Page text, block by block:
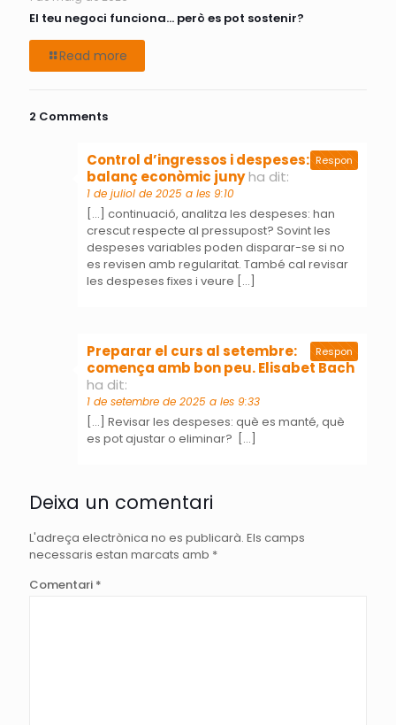
El teu negoci funciona… però es pot sostenir?
Read more
2 Comments
Control d’ingressos i despeses:
balanç econòmic junyha dit:
1 de juliol de 2025 a les 9:10
[…] continuació, analitza les despeses: han
crescut respecte al pressupost? Sovint les
despeses variables poden disparar-se si no
es revisen amb regularitat. També cal revisar
les despeses fixes i veure […]
Respon
Preparar el curs al setembre:
comença amb bon peu. Elisabet Bach
ha dit:
1 de setembre de 2025 a les 9:33
[…] Revisar les despeses: què es manté, què
es pot ajustar o eliminar? […]
Respon
Deixa un comentari
L'adreça electrònica no es publicarà. Els camps
necessaris estan marcats amb *
Comentari *